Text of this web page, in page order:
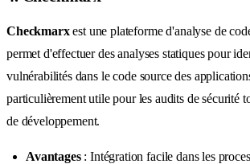
Checkmarxest une plateforme d'analyse de
permet d'effectuer des analyses statiques pour
vulnérabilités dans le code source des
particulièrement utile pour les audits de sécurité
de développement.
Avantages: Intégration facile dans les